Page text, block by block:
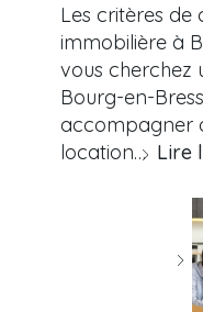
Les critères de
immobilière à
vous cherchez
Bourg-en-
accompagner
location… Lire